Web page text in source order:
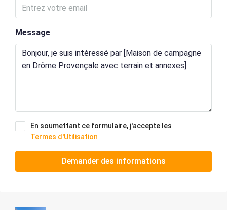
Message
En soumettant ce formulaire, j'accepte les
Termes d'Utilisation
Demander des informations